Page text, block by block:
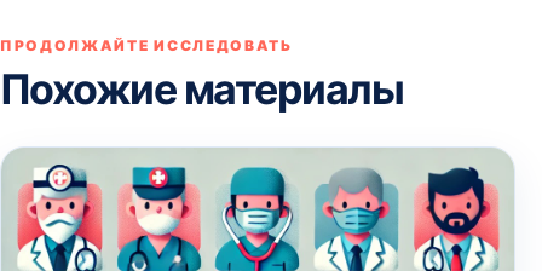
ПРОДОЛЖАЙТЕ ИССЛЕДОВАТЬ
Похожие материалы